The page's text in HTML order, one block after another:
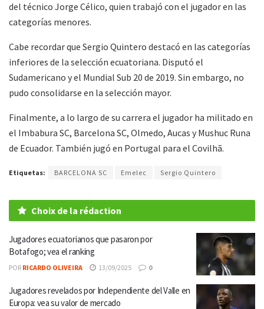
del técnico Jorge Célico, quien trabajó con el jugador en las
categorías menores.
Cabe recordar que Sergio Quintero destacó en las categorías
inferiores de la selección ecuatoriana. Disputó el
Sudamericano y el Mundial Sub 20 de 2019. Sin embargo, no
pudo consolidarse en la selección mayor.
Finalmente, a lo largo de su carrera el jugador ha militado en
el Imbabura SC, Barcelona SC, Olmedo, Aucas y Mushuc Runa
de Ecuador. También jugó en Portugal para el Covilhã.
Etiquetas: BARCELONA SC Emelec Sergio Quintero
Choix de la rédaction
Jugadores ecuatorianos que pasaron por
Botafogo; vea el ranking
POR RICARDO OLIVEIRA 13/09/2025 0
Jugadores revelados por Independiente del Valle en
Europa: vea su valor de mercado